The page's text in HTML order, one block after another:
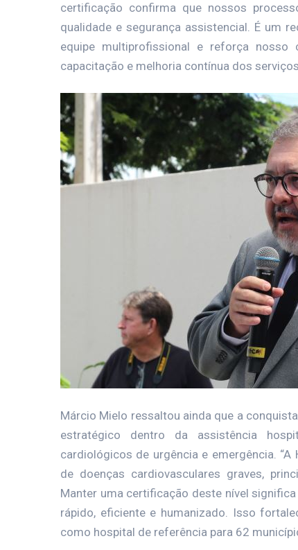
certificação confirma que nossos
qualidade e segurança assistencial. É um
equipe multiprofissional e reforça nosso
capacitação e melhoria contínua dos
Márcio Mielo ressaltou ainda que a
estratégico dentro da assistência
cardiológicos de urgência e emergência.
de doenças cardiovasculares graves,
Manter uma certificação deste nível
rápido, eficiente e humanizado. Isso
como hospital de referência para 62